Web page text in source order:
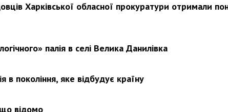
Харківської обласної прокуратури отримали
палія в селі Велика Данилівка
покоління, яке відбудує країну
відомо